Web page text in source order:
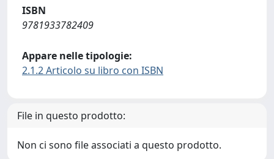
ISBN
9781933782409
Appare nelle tipologie:
2.1.2 Articolo su libro con ISBN
File in questo prodotto:
Non ci sono file associati a questo prodotto.